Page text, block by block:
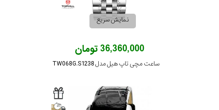
نمایش سریع
36,360,000 تومان
ساعت مچی تاپ هیل مدل TW068G.S1238